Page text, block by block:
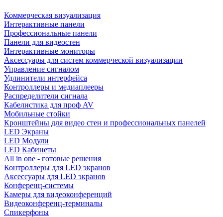
Коммерческая визуализация
Интерактивные панели
Профессиональные панели
Панели для видеостен
Интерактивные мониторы
Аксессуары для систем коммерческой визуализации
Управление сигналом
Удлинители интерфейса
Контроллеры и медиаплееры
Распределители сигнала
Кабелистика для проф AV
Мобильные стойки
Кронштейны для видео стен и профессиональных панелей
LED Экраны
LED Модули
LED Кабинеты
All in one - готовые решения
Контроллеры для LED экранов
Аксессуары для LED экранов
Конференц-системы
Камеры для видеоконференций
Видеоконференц-терминалы
Спикерфоны